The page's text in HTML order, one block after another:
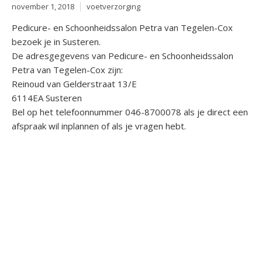
november 1, 2018 voetverzorging
Pedicure- en Schoonheidssalon Petra van Tegelen-Cox
bezoek je in Susteren.
De adresgegevens van Pedicure- en Schoonheidssalon
Petra van Tegelen-Cox zijn:
Reinoud van Gelderstraat 13/E
6114EA Susteren
Bel op het telefoonnummer 046-8700078 als je direct een
afspraak wil inplannen of als je vragen hebt.